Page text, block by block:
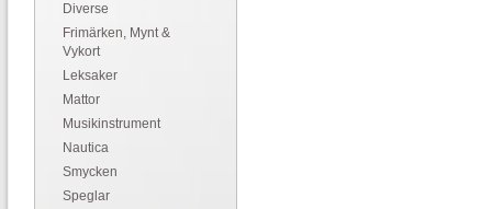
Diverse
Frimärken, Mynt &
Vykort
Leksaker
Mattor
Musikinstrument
Nautica
Smycken
Speglar